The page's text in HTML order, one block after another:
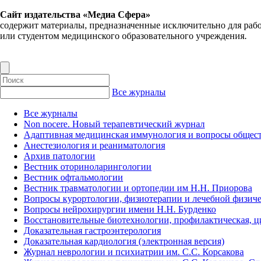
Сайт издательства «Медиа Сфера»
содержит материалы, предназначенные исключительно для
или студентом медицинского образовательного учреждения.
Все журналы
Все журналы
Non nocere. Новый терапевтический журнал
Адаптивная медицинская иммунология и вопросы
Анестезиология и реаниматология
Архив патологии
Вестник оториноларингологии
Вестник офтальмологии
Вестник травматологии и ортопедии им Н.Н. Приорова
Вопросы курортологии, физиотерапии и лечебной
Вопросы нейрохирургии имени Н.Н. Бурденко
Восстановительные биотехнологии, профилактическая,
Доказательная гастроэнтерология
Доказательная кардиология (электронная версия)
Журнал неврологии и психиатрии им. С.С. Корсакова